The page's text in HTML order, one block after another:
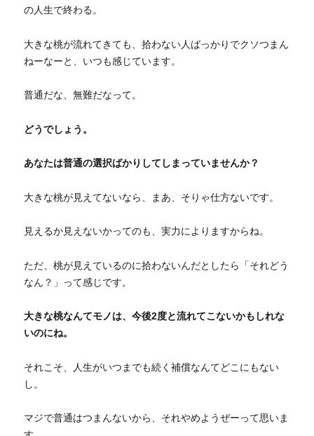
の人生で終わる。
大きな桃が流れてきても、拾わない人ばっかりでクソつまん
ねーなーと、いつも感じています。
普通だな、無難だなって。
どうでしょう。
あなたは普通の選択ばかりしてしまっていませんか？
大きな桃が見えてないなら、まあ、そりゃ仕方ないです。
見えるか見えないかってのも、実力によりますからね。
ただ、桃が見えているのに拾わないんだとしたら「それどう
なん？」って感じです。
大きな桃なんてモノは、今後2度と流れてこないかもしれな
いのにね。
それこそ、人生がいつまでも続く補償なんてどこにもない
し。
マジで普通はつまんないから、それやめようぜーって思いま